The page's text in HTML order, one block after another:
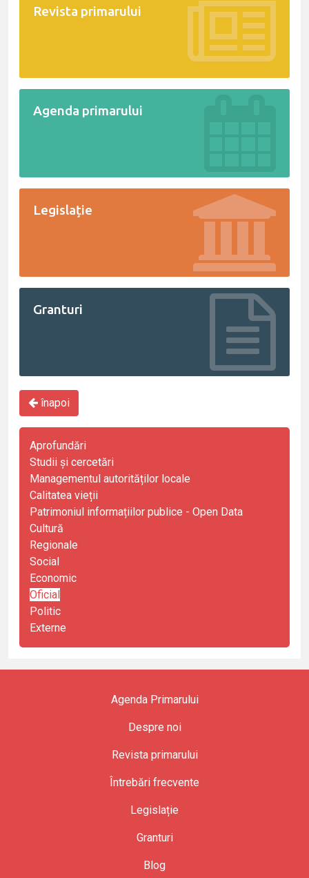
Revista primarului
Agenda primarului
Legislație
Granturi
înapoi
Aprofundări
Studii și cercetări
Managementul autorităților locale
Calitatea vieții
Patrimoniul informațiilor publice - Open Data
Cultură
Regionale
Social
Economic
Oficial
Politic
Externe
Agenda Primarului
Despre noi
Revista primarului
Întrebări frecvente
Legislație
Granturi
Blog